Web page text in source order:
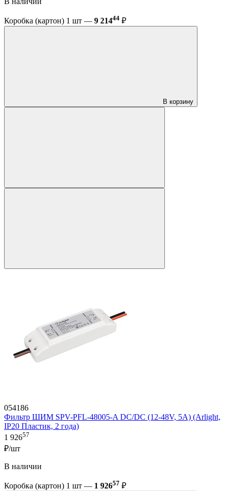
Коробка (картон) 1 шт — 9 21444 ₽
В корзину
054186
Фильтр ШИМ SPV-PFL-48005-A DC/DC (12-48V, 5A) (Arlight,
IP20 Пластик, 2 года)
1 92657
₽/шт
В наличии
Коробка (картон) 1 шт — 1 92657 ₽